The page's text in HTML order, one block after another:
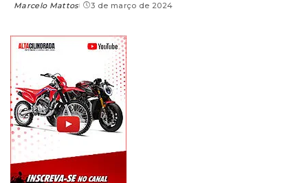
Marcelo Mattos 3 de março de 2024